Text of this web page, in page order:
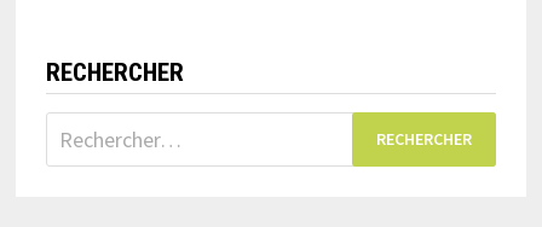
RECHERCHER
Rechercher :